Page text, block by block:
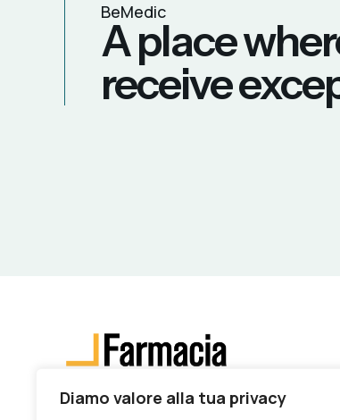
Diamo valore alla tua privacy
BeMedic
A place
receive